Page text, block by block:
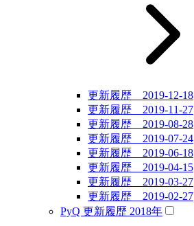
更新履歴 2019-12-18
更新履歴 2019-11-27
更新履歴 2019-08-28
更新履歴 2019-07-24
更新履歴 2019-06-18
更新履歴 2019-04-15
更新履歴 2019-03-27
更新履歴 2019-02-27
PyQ 更新履歴 2018年